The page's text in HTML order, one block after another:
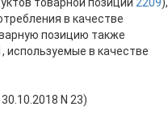
в качестве
позицию также
, используемые в качестве
N 23)